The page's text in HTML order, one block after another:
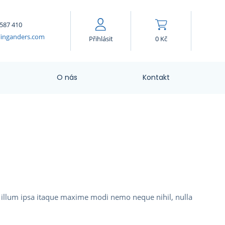
410
Přihlásit 0 Kč
O nás Kontakt
ipsa itaque maxime modi nemo neque nihil, nulla